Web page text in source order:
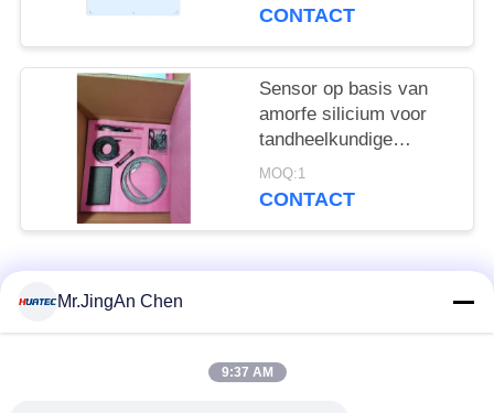
destructieve testen
CONTACT
Sensor op basis van
amorfe silicium voor
tandheelkundige
beeldvorming en
industriële inspectie
MOQ:1
CONTACT
populaire categorieën
Ultrasoon diktemeter
Mr.JingAn Chen
9:37 AM